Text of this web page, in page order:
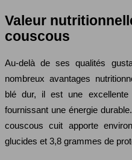
Valeur
couscous
Au-delà de ses qualités
nombreux avantages
blé dur, il est une excellente
fournissant une énergie
couscous cuit apporte
glucides et 3,8 grammes de